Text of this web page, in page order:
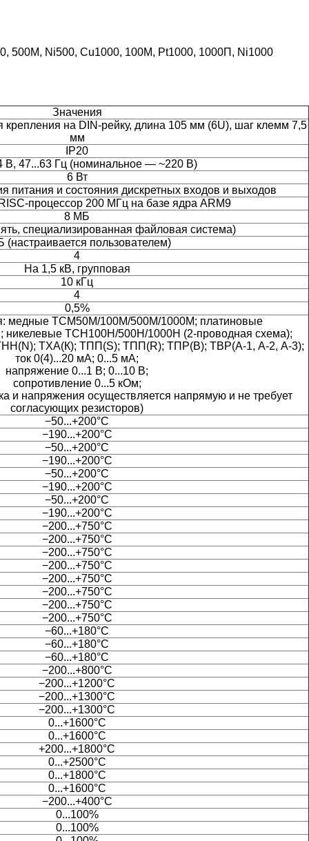
500М, Ni500, Cu1000, 100М, Pt1000, 1000П, Ni1000
Значения
на DIN-рейку, длина 105 мм (6U), шаг клемм 7,5
мм
IP20
В, 47...63 Гц (номинальное — ~220 В)
6 Вт
питания и состояния дискретных входов и выходов
процессор 200 МГц на базе ядра ARM9
8 МБ
специализированная файловая система)
(настраивается пользователем)
4
На 1,5 кВ, групповая
10 кГц
4
0,5%
медные ТСМ50М/100М/500М/1000М; платиновые
ТСН100Н/500Н/1000Н (2-проводная схема);
ТХА(К); ТПП(S); ТПП(R); ТПР(В); ТВР(А-1, А-2, А-3);
ток 0(4)...20 мА; 0...5 мА;
напряжение 0...1 В; 0...10 В;
сопротивление 0...5 кОм;
и напряжения осуществляется напрямую и не требует
согласующих резисторов)
−50...+200°C
−190...+200°C
−50...+200°C
−190...+200°C
−50...+200°C
−190...+200°C
−50...+200°C
−190...+200°C
−200...+750°C
−200...+750°C
−200...+750°C
−200...+750°C
−200...+750°C
−200...+750°C
−200...+750°C
−200...+750°C
−60...+180°C
−60...+180°C
−60...+180°C
−200...+800°C
−200...+1200°C
−200...+1300°C
−200...+1300°C
0...+1600°C
0...+1600°C
+200...+1800°C
0...+2500°C
0...+1800°C
0...+1600°C
−200...+400°C
0...100%
0...100%